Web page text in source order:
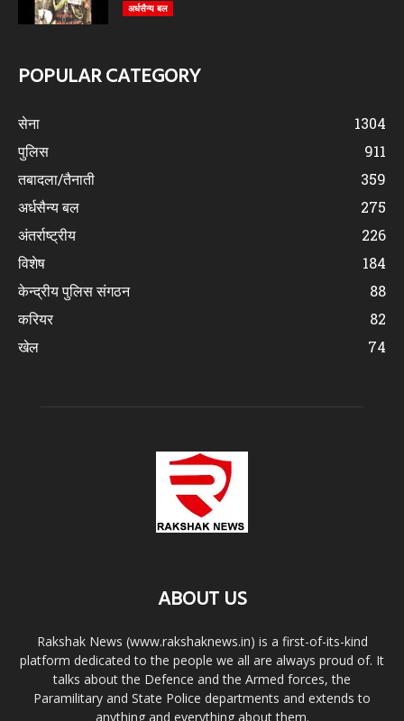
अर्धसैन्य बल
POPULAR CATEGORY
सेना
1304
पुलिस
911
तबादला/तैनाती
359
अर्धसैन्य बल
275
अंतर्राष्ट्रीय
226
विशेष
184
केन्द्रीय पुलिस संगठन
88
करियर
82
खेल
74
ABOUT US
Rakshak News (www.rakshaknews.in) is a first-of-its-kind
platform dedicated to the people we all are always proud of. It
talks about the Defence and the Armed forces, the
Paramilitary and State Police departments and extends to
anything and everything about them.